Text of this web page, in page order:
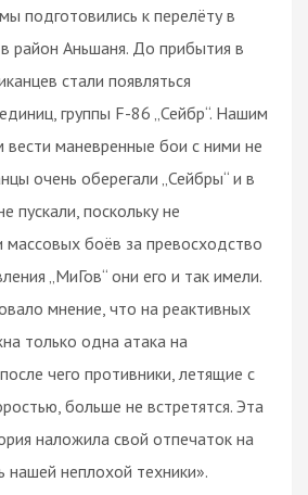
подготовились к перелёту в
район Аньшаня. До прибытия в
стали появляться
группы F-86 „Сейбр“. Нашим
вести маневренные бои с ними не
очень оберегали „Сейбры“ и в
пускали, поскольку не
массовых боёв за превосходство
„МиГов“ они его и так имели.
мнение, что на реактивных
только одна атака на
чего противники, летящие с
больше не встретятся. Эта
наложила свой отпечаток на
нашей неплохой техники».